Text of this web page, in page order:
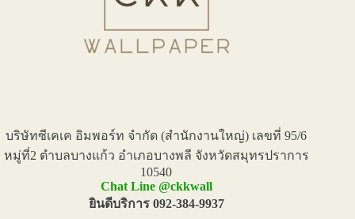
บริษัทซีเคเค อิมพอร์ท จำกัด (สำนักงานใหญ่) เลขที่ 95/6
หมู่ที่2 ตำบลบางแก้ว อำเภอบางพลี จังหวัดสมุทรปราการ
10540
Chat Line @ckkwall
ยินดีบริการ 092-384-9937